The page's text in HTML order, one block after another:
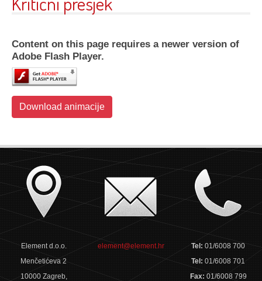
Content on this page requires a newer version of
Adobe Flash Player.
Download animacije
Element d.o.o.
Menčetićeva 2
10000 Zagreb,
element@element.hr Tel:01/6008 700
Tel:01/6008 701
Fax: 01/6008 799